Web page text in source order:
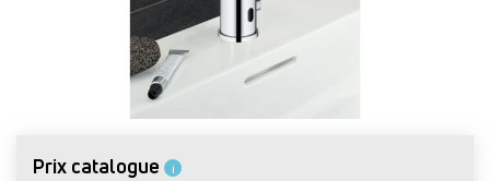
Prix catalogue i